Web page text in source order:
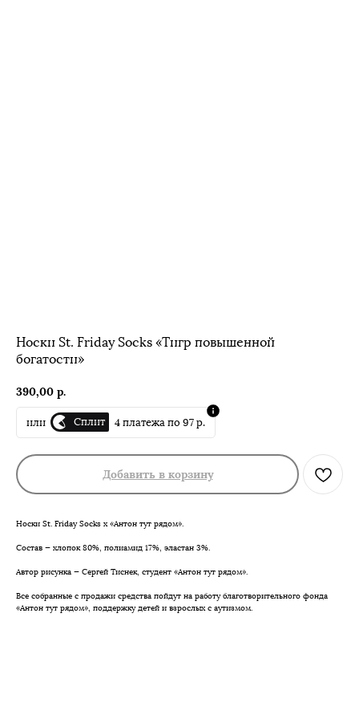
Носки St. Friday Socks «Тигр повышенной
богатости»
390,00 р.
или Сплит 4 платежа по 97 р.
Добавить в корзину
Носки St. Friday Socks х «Антон тут рядом».
Состав — хлопок 80%, полиамид 17%, эластан 3%.
Автор рисунка — Сергей Тиснек, студент «Антон тут рядом».
Все собранные с продажи средства пойдут на работу благотворительного фонда
«Антон тут рядом», поддержку детей и взрослых с аутизмом.